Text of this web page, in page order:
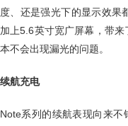
度、还是强光下的显示效果
加上5.6英寸宽广屏幕，带
本不会出现漏光的问题。
续航充电
Note系列的续航表现向来